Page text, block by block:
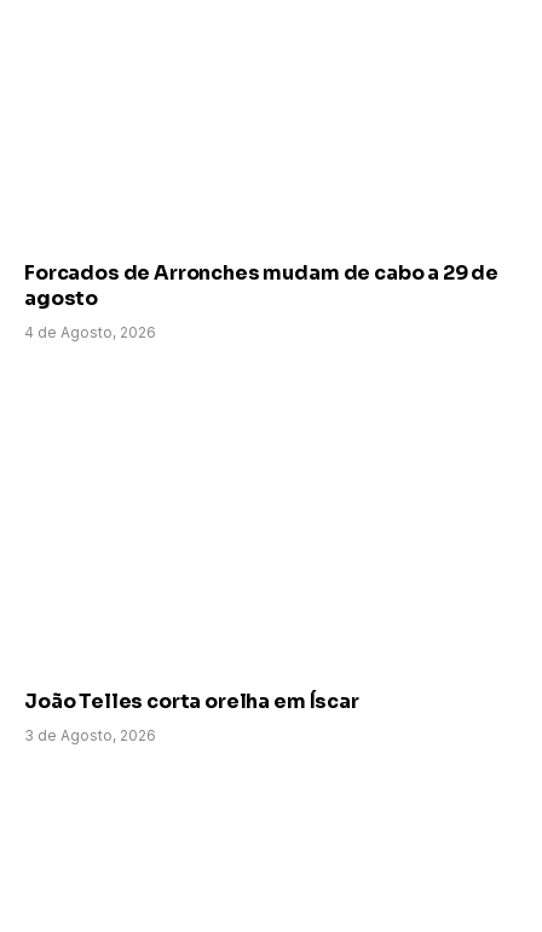
Forcados de Arronches mudam de cabo a 29 de
agosto
4 de Agosto, 2026
João Telles corta orelha em Íscar
3 de Agosto, 2026